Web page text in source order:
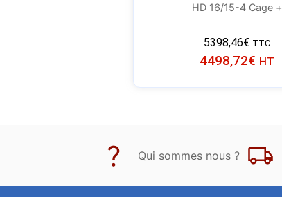
HD 16/15-4 Cage +
5398,46€ TTC
4498,72€ HT
Qui sommes nous ?